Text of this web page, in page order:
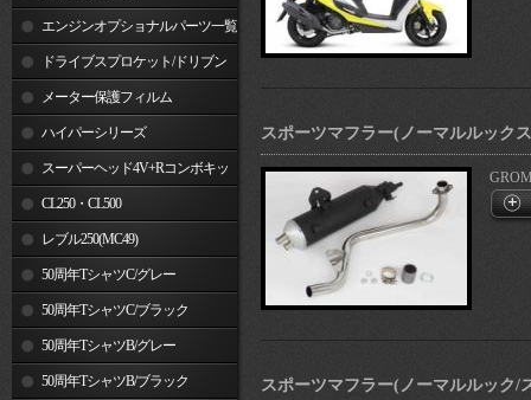
エンジンオプショナルパーツ一覧
ドライブスプロケット/ドリブン
スプロケット
メーター保護フィルム
ハイパーシリーズ
スーパーヘッド4V+Rコンボキッ
ト CL250・CL500
レブル250(MC49)
50周年TシャツC/グレー
50周年TシャツC/ブラック
50周年TシャツB/グレー
50周年TシャツB/ブラック
スポーツマフラー(ノーマルルック
スポーツマフラー(ノーマルルック/